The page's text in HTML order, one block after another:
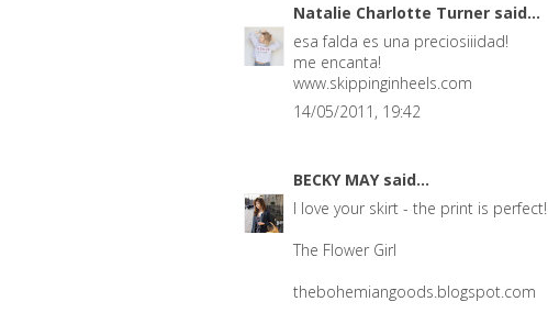
Natalie Charlotte Turner said...
esa falda es una preciosiiidad!
me encanta!
www.skippinginheels.com
14/05/2011, 19:42
BECKY MAY said...
I love your skirt - the print is perfect!
The Flower Girl
thebohemiangoods.blogspot.com